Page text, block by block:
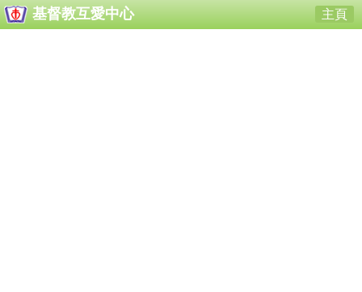
基督教互愛中心 主頁